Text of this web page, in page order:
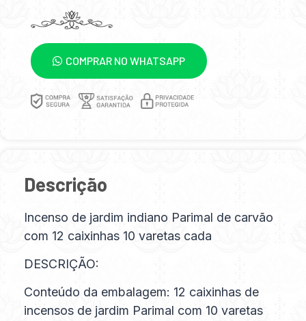
COMPRAR NO WHATSAPP
Descrição
Incenso de jardim indiano Parimal de carvão
com 12 caixinhas 10 varetas cada
DESCRIÇÃO:
Conteúdo da embalagem: 12 caixinhas de
incensos de jardim Parimal com 10 varetas